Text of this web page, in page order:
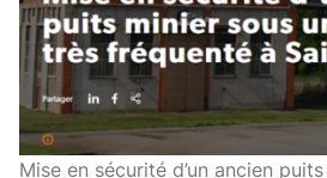
Mise en sécurité d’un ancien